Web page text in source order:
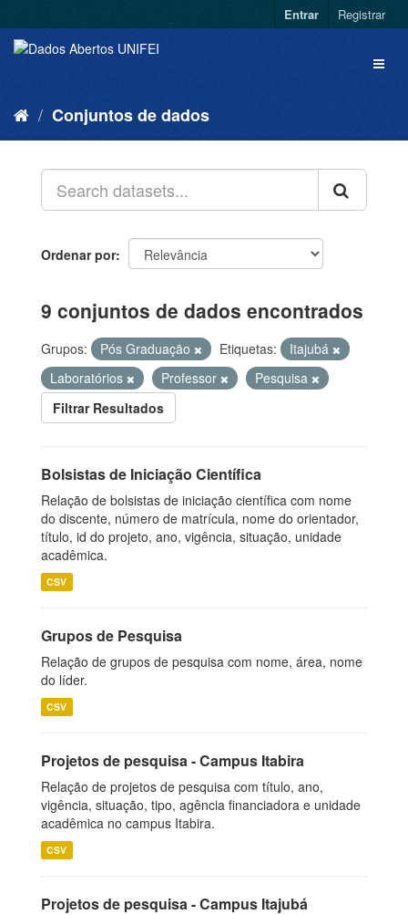
Entrar Registrar
Conjuntos de dados
Ordenar por
9 conjuntos de dados encontrados
Grupos: Pós Graduação Etiquetas:
Itajubá
Laboratórios
Professor
Pesquisa
Filtrar Resultados
Bolsistas de Iniciação Científica
Relação de bolsistas de iniciação científica com nome
do discente, número de matrícula, nome do orientador,
título, id do projeto, ano, vigência, situação, unidade
acadêmica.
CSV
Grupos de Pesquisa
Relação de grupos de pesquisa com nome, área, nome
do líder.
CSV
Projetos de pesquisa - Campus Itabira
Relação de projetos de pesquisa com título, ano,
vigência, situação, tipo, agência financiadora e unidade
acadêmica no campus Itabira.
CSV
Projetos de pesquisa - Campus Itajubá